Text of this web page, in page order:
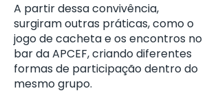
A partir dessa convivência,
surgiram outras práticas, como o
jogo de cacheta e os encontros no
bar da APCEF, criando diferentes
formas de participação dentro do
mesmo grupo.